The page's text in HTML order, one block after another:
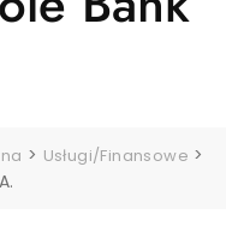
> Usługi/Finansowe >